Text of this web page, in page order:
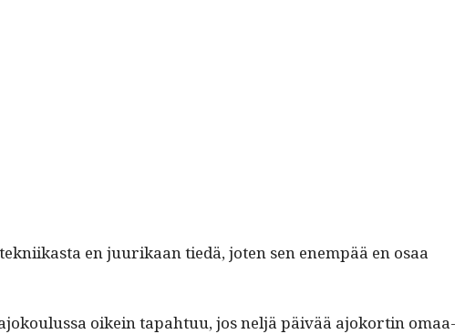
en juurikaan tiedä, joten sen enem­pää en osaa
oikein tapah­tuu, jos neljä päivää ajoko­rtin omaa­